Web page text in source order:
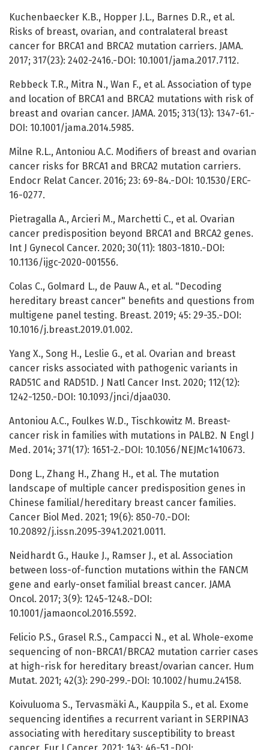
Kuchenbaecker K.B., Hopper J.L., Barnes D.R., et al.
Risks of breast, ovarian, and contralateral breast
cancer for BRCA1 and BRCA2 mutation carriers. JAMA.
2017; 317(23): 2402-2416.-DOI: 10.1001/jama.2017.7112.
Rebbeck T.R., Mitra N., Wan F., et al. Association of type
and location of BRCA1 and BRCA2 mutations with risk of
breast and ovarian cancer. JAMA. 2015; 313(13): 1347-61.-
DOI: 10.1001/jama.2014.5985.
Milne R.L., Antoniou A.C. Modifiers of breast and ovarian
cancer risks for BRCA1 and BRCA2 mutation carriers.
Endocr Relat Cancer. 2016; 23: 69-84.-DOI: 10.1530/ERC-
16-0277.
Pietragalla A., Arcieri M., Marchetti C., et al. Ovarian
cancer predisposition beyond BRCA1 and BRCA2 genes.
Int J Gynecol Cancer. 2020; 30(11): 1803-1810.-DOI:
10.1136/ijgc-2020-001556.
Colas C., Golmard L., de Pauw A., et al. "Decoding
hereditary breast cancer" benefits and questions from
multigene panel testing. Breast. 2019; 45: 29-35.-DOI:
10.1016/j.breast.2019.01.002.
Yang X., Song H., Leslie G., et al. Ovarian and breast
cancer risks associated with pathogenic variants in
RAD51C and RAD51D. J Natl Cancer Inst. 2020; 112(12):
1242-1250.-DOI: 10.1093/jnci/djaa030.
Antoniou A.C., Foulkes W.D., Tischkowitz M. Breast-
cancer risk in families with mutations in PALB2. N Engl J
Med. 2014; 371(17): 1651-2.-DOI: 10.1056/NEJMc1410673.
Dong L., Zhang H., Zhang H., et al. The mutation
landscape of multiple cancer predisposition genes in
Chinese familial/hereditary breast cancer families.
Cancer Biol Med. 2021; 19(6): 850-70.-DOI:
10.20892/j.issn.2095-3941.2021.0011.
Neidhardt G., Hauke J., Ramser J., et al. Association
between loss-of-function mutations within the FANCM
gene and early-onset familial breast cancer. JAMA
Oncol. 2017; 3(9): 1245-1248.-DOI:
10.1001/jamaoncol.2016.5592.
Felicio P.S., Grasel R.S., Campacci N., et al. Whole-exome
sequencing of non-BRCA1/BRCA2 mutation carrier cases
at high-risk for hereditary breast/ovarian cancer. Hum
Mutat. 2021; 42(3): 290-299.-DOI: 10.1002/humu.24158.
Koivuluoma S., Tervasmäki A., Kauppila S., et al. Exome
sequencing identifies a recurrent variant in SERPINA3
associating with hereditary susceptibility to breast